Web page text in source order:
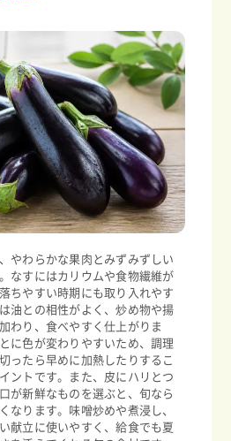
やわらかな果肉とみずみずしい
なすにはカリウムや食物繊維が
ちやすい時期にも取り入れやす
油との相性がよく、炒め物や揚
わり、食べやすく仕上がりま
に色が変わりやすいため、調理
ったら早めに加熱したりするこ
ントです。また、皮にハリとつ
が新鮮なものを選ぶと、旬なら
なります。味噌炒めや煮浸し、
献立に使いやすく、給食でも夏